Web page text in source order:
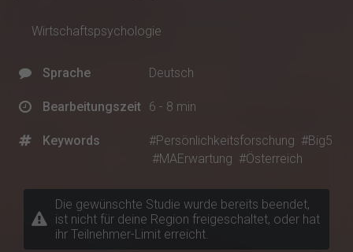
Wirtschaftspsychologie
Sprache Deutsch
Bearbeitungszeit 6 - 8 min
Keywords #Persönlichkeitsforschung #Big5
#MAErwartung #Österreich
Die gewünschte Studie wurde bereits beendet,
ist nicht für deine Region freigeschaltet, oder hat
ihr Teilnehmer-Limit erreicht.